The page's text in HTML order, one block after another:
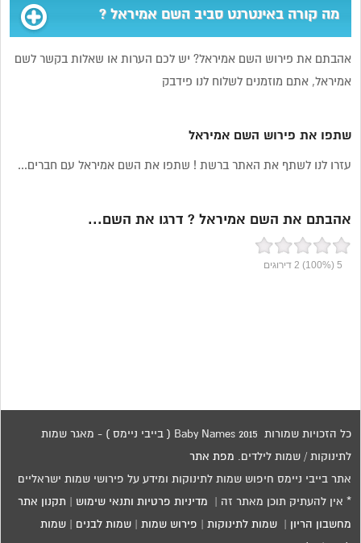
מה קורה באינטרנט סביב השם אמיראל ?
אהבתם את פירוש השם אמיראל? יש לכם הערות או שאלות בקשר לשם
אמיראל, אתם מוזמנים לשלוח לנו פידבק
שתפו את פירוש השם אמיראל
עזרו לנו לשתף את האתר ברשת ! שתפו את השם אמיראל עם חברים...
אהבתם את השם אמיראל ? דרגו את השם...
5
(100%)
2 דירוגים
כל הזכויות שמורות 2015 Baby Names ( בייבי ניימס ) - מאגר שמות
לתינוקות / שמות לילדים. מפת אתר
אתר בייבי ניימס חיפוש שמות לתינוקות ומידע על פירושי שמות ישראליים
* אין להעתיק תוכן מאתר זה | מדיניות פרטיות ותנאי שימוש תקנון אתר
מחשבון הריון |שמות לתינוקות פירוש שמות |שמות לבנים |שמות